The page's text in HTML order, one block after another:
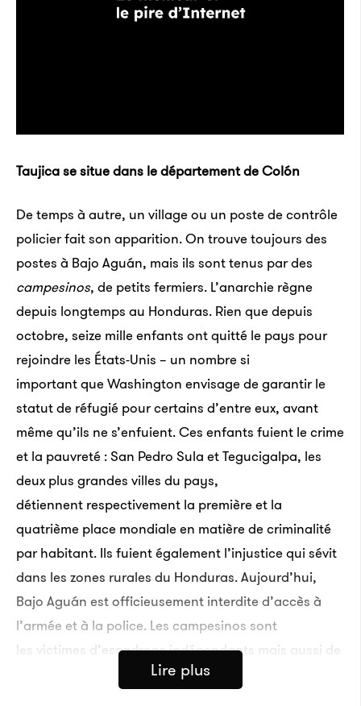
Taujica se situe dans le département de Colón
De temps à autre, un village ou un poste de contrôle
policier fait son apparition. On trouve toujours des
postes à Bajo Aguán, mais ils sont tenus par des
campesinos, de petits fermiers. L’anarchie règne
depuis longtemps au Honduras. Rien que depuis
octobre, seize mille enfants ont quitté le pays pour
rejoindre les États-Unis – un nombre si
important que Washington envisage de garantir le
statut de réfugié pour certains d’entre eux, avant
même qu’ils ne s’enfuient. Ces enfants fuient le crime
et la pauvreté : San Pedro Sula et Tegucigalpa, les
deux plus grandes villes du pays,
détiennent respectivement la première et la
quatrième place mondiale en matière de criminalité
par habitant. Ils fuient également l’injustice qui sévit
dans les zones rurales du Honduras. Aujourd’hui,
Bajo Aguán est officieusement interdite d’accès à
l’armée et à la police. Les campesinos sont
les victimes d’escadrons indépendants mais aussi de
forces gouvernementales, et les
Lire plus